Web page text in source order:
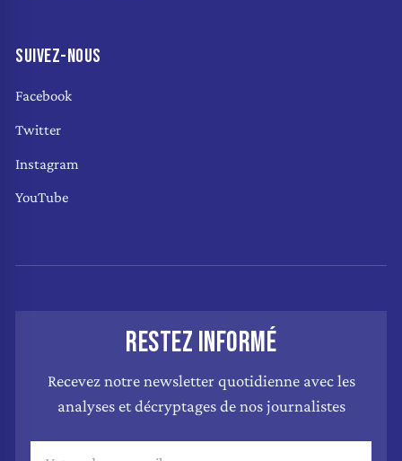
SUIVEZ-NOUS
Facebook
Twitter
Instagram
YouTube
RESTEZ INFORMÉ
Recevez notre newsletter quotidienne avec les
analyses et décryptages de nos journalistes